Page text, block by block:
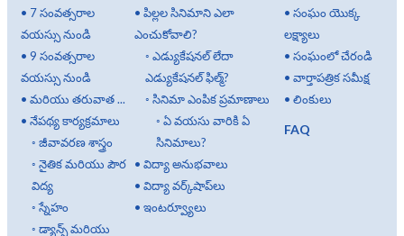
• 7 సంవత్సరాల
వయస్సు నుండి
• 9 సంవత్సరాల
వయస్సు నుండి
• మరియు తరువాత ...
• నేపథ్య కార్యక్రమాలు
◦ జీవావరణ శాస్త్రం
◦ నైతిక మరియు పౌర
విద్య
◦స్నేహం
◦ డ్యాన్స్ మరియు
• పిల్లల సినిమాని ఎలా
ఎంచుకోవాలి?
◦ ఎడ్యుకేషనల్ లేదా
ఎడ్యుకేషనల్ ఫిల్మ్?
◦ సినిమా ఎంపిక ప్రమాణాలు
◦ ఏ వయసు వారికి ఏ
సినిమాలు?
• విద్యా అనుభవాలు
• విద్యా వర్క్‌షాప్‌లు
• ఇంటర్వ్యూలు
•సంఘం యొక్క
లక్ష్యాలు
•సంఘంలో చేరండి
•వార్తాపత్రిక సమీక్ష
•లింకులు
FAQ